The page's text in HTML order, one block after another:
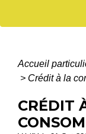
Accueil
> Crédit à la
CRÉDIT